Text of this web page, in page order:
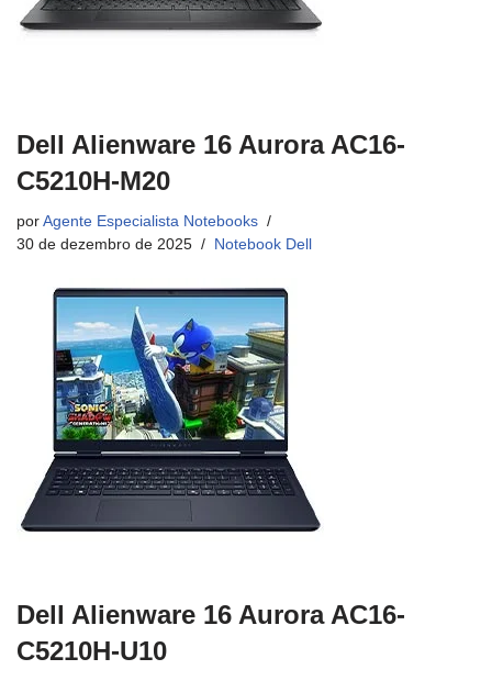
Dell Alienware 16 Aurora AC16-
C5210H-M20
por Agente Especialista Notebooks
30 de dezembro de 2025
Notebook Dell
Dell Alienware 16 Aurora AC16-
C5210H-U10